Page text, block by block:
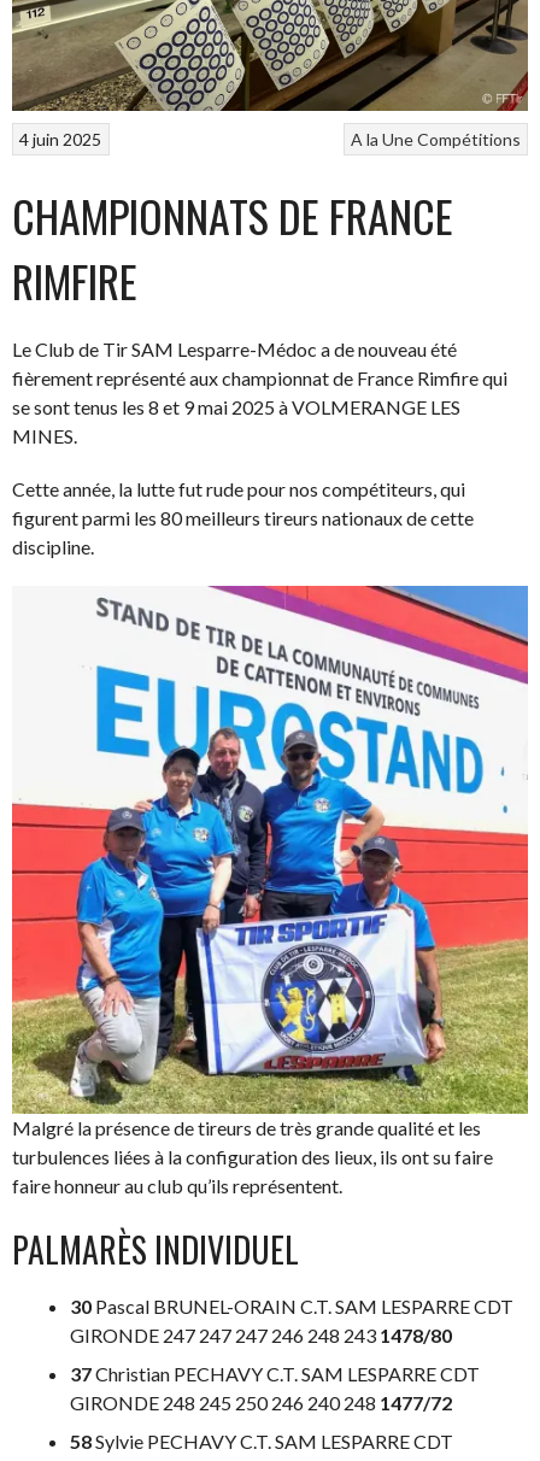
A la UneCompétitions
4 juin 2025
CHAMPIONNATS DE FRANCE
RIMFIRE
Le Club de Tir SAM Lesparre-Médoc a de nouveau été
fièrement représenté aux championnat de France Rimfire qui
se sont tenus les 8 et 9 mai 2025 à VOLMERANGE LES
MINES.
Cette année, la lutte fut rude pour nos compétiteurs, qui
figurent parmi les 80 meilleurs tireurs nationaux de cette
discipline.
Malgré la présence de tireurs de très grande qualité et les
turbulences liées à la configuration des lieux, ils ont su faire
faire honneur au club qu’ils représentent.
PALMARÈS INDIVIDUEL
30 Pascal BRUNEL-ORAIN C.T. SAM LESPARRE CDT
GIRONDE 247 247 247 246 248 243 1478/80
37Christian PECHAVY C.T. SAM LESPARRE CDT
GIRONDE 248 245 250 246 240 248 1477/72
58Sylvie PECHAVY C.T. SAM LESPARRE CDT